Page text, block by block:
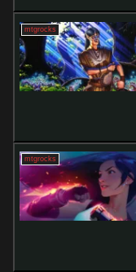
mtgrocks
mtgrocks